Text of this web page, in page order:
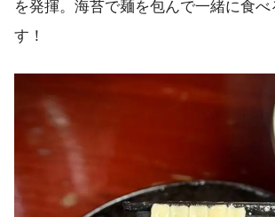
を発揮。海苔で麺を包んで一緒に食
す！